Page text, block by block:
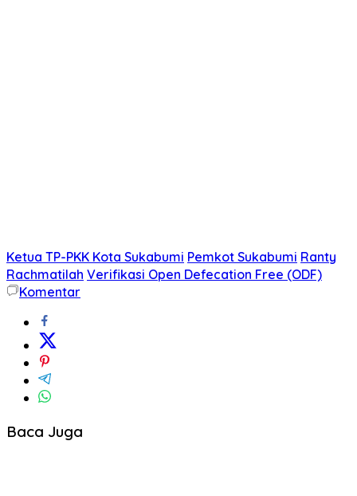
Ketua TP-PKK Kota Sukabumi Pemkot Sukabumi Ranty
Rachmatilah Verifikasi Open Defecation Free (ODF)
Komentar
Baca Juga